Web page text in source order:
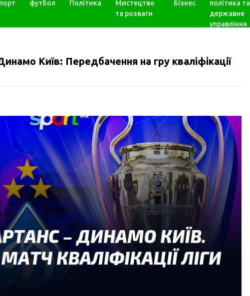
футбол Політика
Мистецтво
та розваги
Бізнес
політика та
державне
управління
Київ: Передбачення на гру кваліфікації